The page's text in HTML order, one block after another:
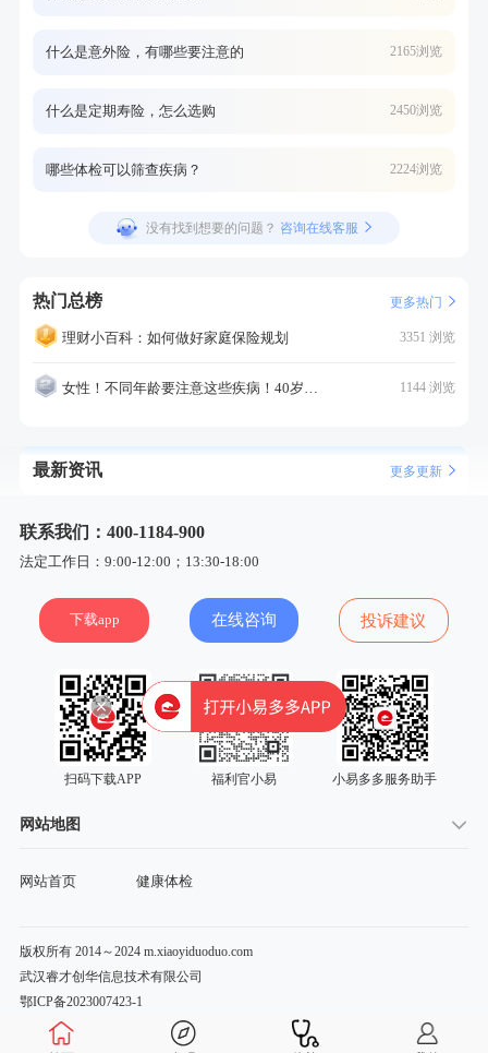
什么是意外险，有哪些要注意的 2165浏览
什么是定期寿险，怎么选购 2450浏览
哪些体检可以筛查疾病？ 2224浏览
没有找到想要的问题？ 咨询在线客服
热门总榜 更多热门
理财小百科：如何做好家庭保险规划 3351 浏览
女性！不同年龄要注意这些疾病！40岁的这个疾病最需要注意！ 1144 浏览
最新资讯 更多更新
联系我们：400-1184-900
法定工作日：9:00-12:00；13:30-18:00
下载app 在线咨询 投诉建议
扫码下载APP 福利官小易 小易多多服务助手
网站地图
网站首页 健康体检
版权所有 2014～2024 m.xiaoyiduoduo.com
武汉睿才创华信息技术有限公司
鄂ICP备2023007423-1